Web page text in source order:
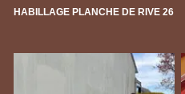
HABILLAGE PLANCHE DE RIVE 26